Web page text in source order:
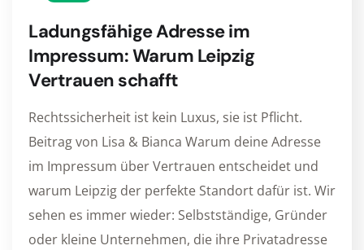
Ladungsfähige Adresse im
Impressum: Warum Leipzig
Vertrauen schafft
Rechtssicherheit ist kein Luxus, sie ist Pflicht.
Beitrag von Lisa & Bianca Warum deine Adresse
im Impressum über Vertrauen entscheidet und
warum Leipzig der perfekte Standort dafür ist. Wir
sehen es immer wieder: Selbstständige, Gründer
oder kleine Unternehmen, die ihre Privatadresse